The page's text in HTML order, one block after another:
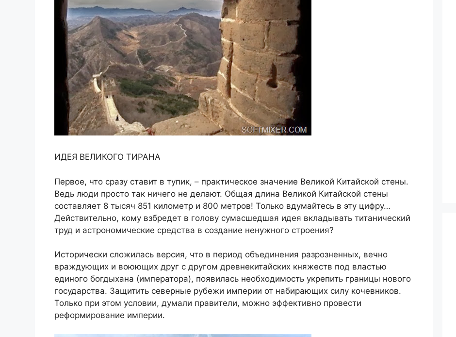
ИДЕЯ ВЕЛИКОГО ТИРАНА
Первое, что сразу ставит в тупик, – практическое значение Великой Китайской стены.
Ведь люди просто так ничего не делают. Общая длина Великой Китайской стены
составляет 8 тысяч 851 километр и 800 метров! Только вдумайтесь в эту цифру…
Действительно, кому взбредет в голову сумасшедшая идея вкладывать титанический
труд и астрономические средства в создание ненужного строения?
Исторически сложилась версия, что в период объединения разрозненных, вечно
враждующих и воюющих друг с другом древнекитайских княжеств под властью
единого богдыхана (императора), появилась необходимость укрепить границы нового
государства. Защитить северные рубежи империи от набирающих силу кочевников.
Только при этом условии, думали правители, можно эффективно провести
реформирование империи.